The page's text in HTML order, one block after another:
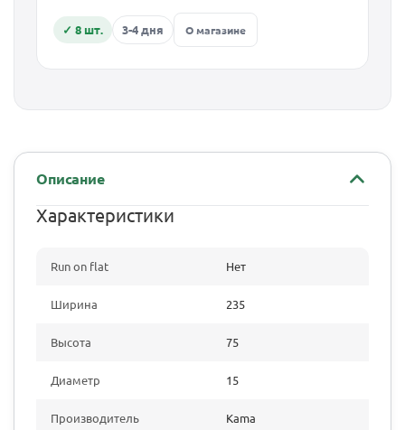
✓ 8 шт. 3-4 дня О магазине
Описание
Характеристики
Run on flat Нет
Ширина 235
Высота 75
Диаметр 15
Производитель Kama